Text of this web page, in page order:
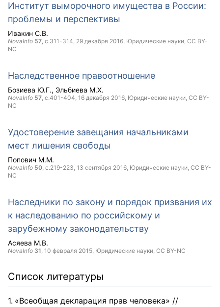
Институт выморочного имущества в России:
проблемы и перспективы
Ивакин С.В.
NovaInfo 57, с.311-314, 29 декабря 2016, Юридические науки, CC BY-
NC
Наследственное правоотношение
Бозиева Ю.Г. Эльбиева М.Х.
NovaInfo 57, с.401-404, 16 декабря 2016, Юридические науки, CC BY-
NC
Удостоверение завещания начальниками
мест лишения свободы
Попович М.М.
NovaInfo 50, с.219-223, 13 сентября 2016, Юридические науки, CC BY-
NC
Наследники по закону и порядок призвания их
к наследованию по российскому и
зарубежному законодательству
Асяева М.В.
NovaInfo 31, 10 февраля 2015, Юридические науки, CC BY-NC
Список литературы
«Всеобщая декларация прав человека» //